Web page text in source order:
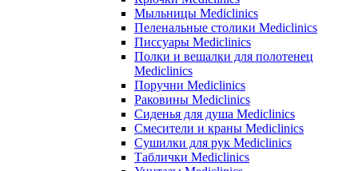
Мыльницы Mediclinics
Пеленальные столики Mediclinics
Писсуары Mediclinics
Полки и вешалки для полотенец
Mediclinics
Поручни Mediclinics
Раковины Mediclinics
Сиденья для душа Mediclinics
Смесители и краны Mediclinics
Сушилки для рук Mediclinics
Таблички Mediclinics